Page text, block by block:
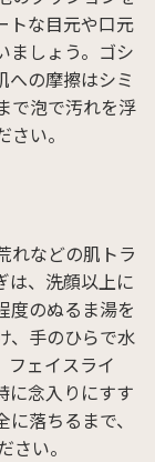
トな目元や口元
ましょう。ゴシ
への摩擦はシミ
で泡で汚れを浮
い。
れなどの肌トラ
は、洗顔以上に
度のぬるま湯を
、手のひらで水
フェイスライ
に念入りにすす
落ちるまで、
い。